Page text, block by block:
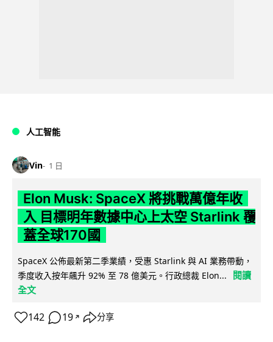
人工智能
Vin 1 日
Elon Musk: SpaceX 將挑戰萬億年收
入 目標明年數據中心上太空 Starlink 覆
蓋全球170國
SpaceX 公佈最新第二季業績，受惠 Starlink 與 AI 業務帶動，
季度收入按年飆升 92% 至 78 億美元。行政總裁 Elon...
閱讀
全文
142 19 ↗ 分享